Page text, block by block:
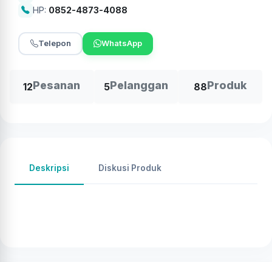
HP: 0852-4873-4088
Telepon WhatsApp
12Pesanan 5Pelanggan 88Produk
Deskripsi Diskusi Produk